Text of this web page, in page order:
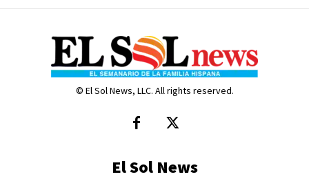
© El Sol News, LLC. All rights reserved.
El Sol News